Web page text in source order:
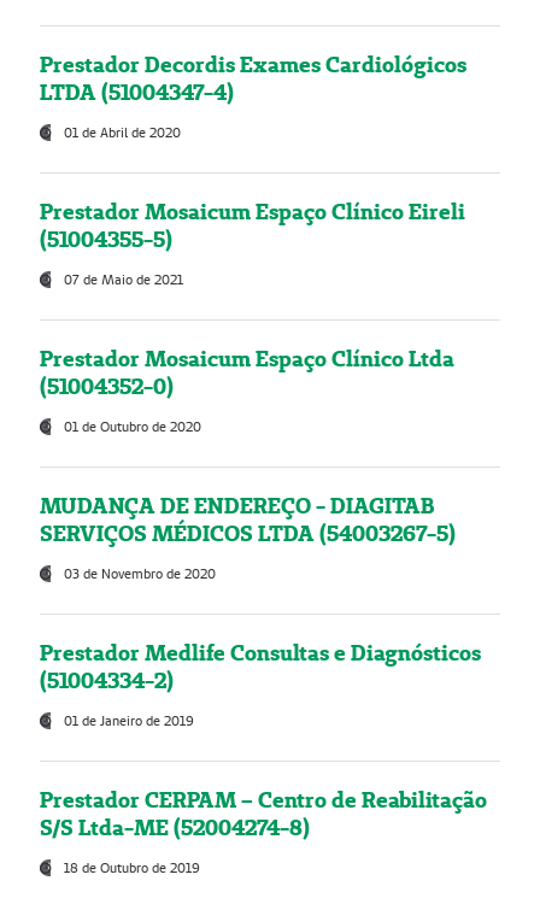
Prestador Decordis Exames Cardiológicos
LTDA (51004347-4)
01 de Abril de 2020
Prestador Mosaicum Espaço Clínico Eireli
(51004355-5)
07 de Maio de 2021
Prestador Mosaicum Espaço Clínico Ltda
(51004352-0)
01 de Outubro de 2020
MUDANÇA DE ENDEREÇO - DIAGITAB
SERVIÇOS MÉDICOS LTDA (54003267-5)
03 de Novembro de 2020
Prestador Medlife Consultas e Diagnósticos
(51004334-2)
01 de Janeiro de 2019
Prestador CERPAM – Centro de Reabilitação
S/S Ltda-ME (52004274-8)
18 de Outubro de 2019